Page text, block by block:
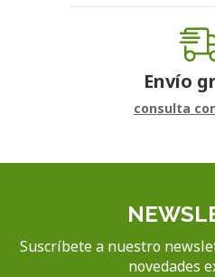
Envío
consulta
Suscríbete a nuestro
novedades